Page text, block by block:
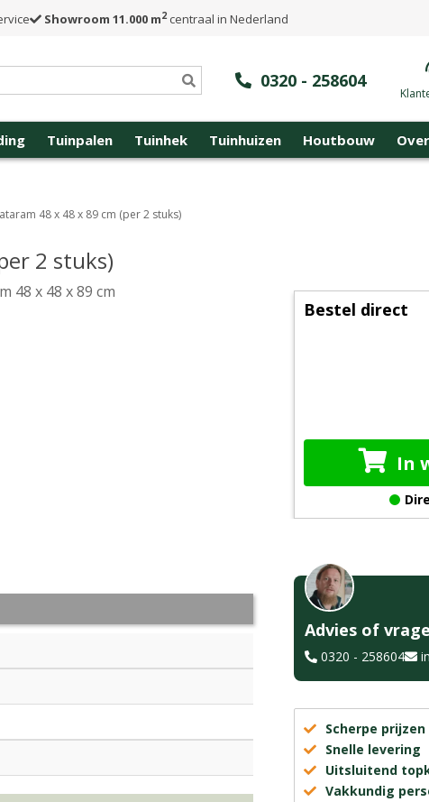
Showroom 11.000 m2centraal in Nederland
0320 - 258604
Tuinpalen Tuinhek Tuinhuizen Houtbouw
48 x 48 x 89 cm (per 2 stuks)
2 stuks)
48 x 48 x 89 cm
Bestel direct
In
Advies of
0320 - 258604
Scherpe prijzen
Snelle levering
Uitsluitend
Vakkundig